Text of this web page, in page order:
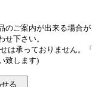
のご案内が出来る場合
下さい。
は承っておりません。
致します)